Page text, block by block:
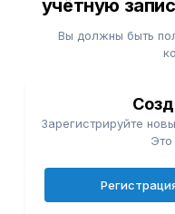
учётную
Вы должны быть
Зарегистрируйте
Это